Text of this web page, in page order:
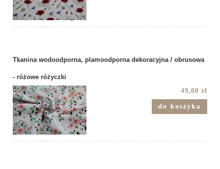
Tkanina wodoodporna, plamoodporna dekoracyjna / obrusowa
- różowe różyczki
49,00 zł
do koszyka